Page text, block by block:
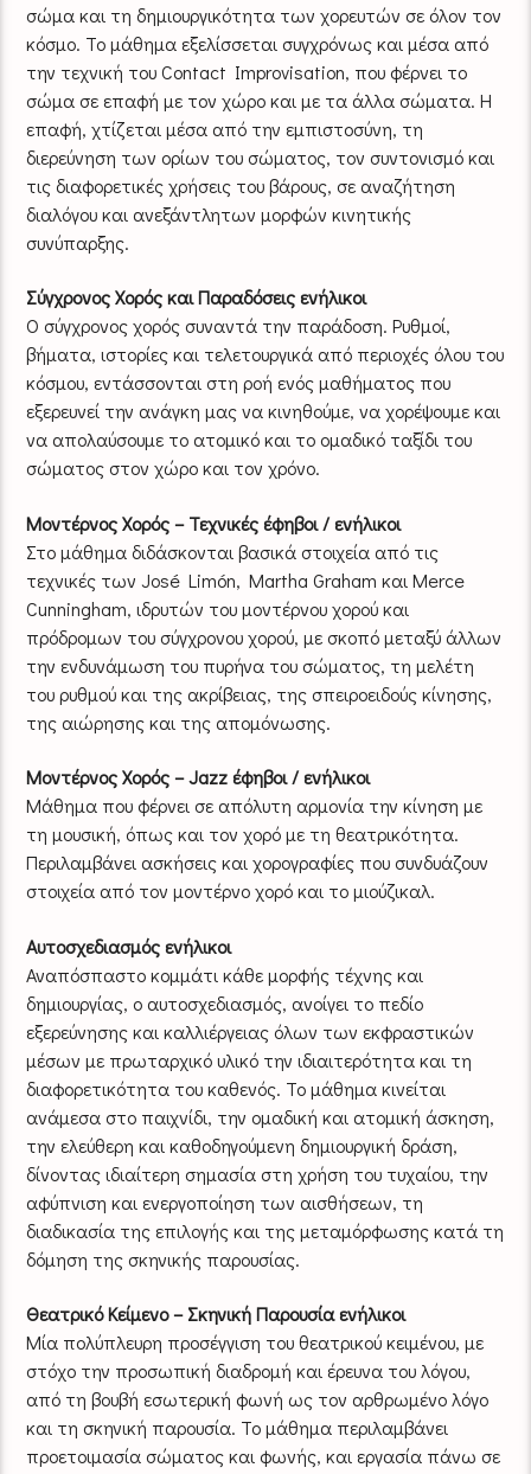
σώμα και τη δημιουργικότητα των χορευτών σε όλον τον
κόσμο. Το μάθημα εξελίσσεται συγχρόνως και μέσα από
την τεχνική του Contact Improvisation, που φέρνει το
σώμα σε επαφή με τον χώρο και με τα άλλα σώματα. Η
επαφή, χτίζεται μέσα από την εμπιστοσύνη, τη
διερεύνηση των ορίων του σώματος, τον συντονισμό και
τις διαφορετικές χρήσεις του βάρους, σε αναζήτηση
διαλόγου και ανεξάντλητων μορφών κινητικής
συνύπαρξης.
Σύγχρονος Χορός και Παραδόσεις ενήλικοι
Ο σύγχρονος χορός συναντά την παράδοση. Ρυθμοί,
βήματα, ιστορίες και τελετουργικά από περιοχές όλου του
κόσμου, εντάσσονται στη ροή ενός μαθήματος που
εξερευνεί την ανάγκη μας να κινηθούμε, να χορέψουμε και
να απολαύσουμε το ατομικό και το ομαδικό ταξίδι του
σώματος στον χώρο και τον χρόνο.
Μοντέρνος Χορός – Τεχνικές έφηβοι / ενήλικοι
Στο μάθημα διδάσκονται βασικά στοιχεία από τις
τεχνικές των José Limón, Martha Graham και Merce
Cunningham, ιδρυτών του μοντέρνου χορού και
πρόδρομων του σύγχρονου χορού, με σκοπό μεταξύ άλλων
την ενδυνάμωση του πυρήνα του σώματος, τη μελέτη
του ρυθμού και της ακρίβειας, της σπειροειδούς κίνησης,
της αιώρησης και της απομόνωσης.
Μοντέρνος Χορός – Jazz έφηβοι / ενήλικοι
Μάθημα που φέρνει σε απόλυτη αρμονία την κίνηση με
τη μουσική, όπως και τον χορό με τη θεατρικότητα.
Περιλαμβάνει ασκήσεις και χορογραφίες που συνδυάζουν
στοιχεία από τον μοντέρνο χορό και το μιούζικαλ.
Αυτοσχεδιασμός ενήλικοι
Αναπόσπαστο κομμάτι κάθε μορφής τέχνης και
δημιουργίας, ο αυτοσχεδιασμός, ανοίγει το πεδίο
εξερεύνησης και καλλιέργειας όλων των εκφραστικών
μέσων με πρωταρχικό υλικό την ιδιαιτερότητα και τη
διαφορετικότητα του καθενός. Το μάθημα κινείται
ανάμεσα στο παιχνίδι, την ομαδική και ατομική άσκηση,
την ελεύθερη και καθοδηγούμενη δημιουργική δράση,
δίνοντας ιδιαίτερη σημασία στη χρήση του τυχαίου, την
αφύπνιση και ενεργοποίηση των αισθήσεων, τη
διαδικασία της επιλογής και της μεταμόρφωσης κατά τη
δόμηση της σκηνικής παρουσίας.
Θεατρικό Κείμενο – Σκηνική Παρουσία ενήλικοι
Μία πολύπλευρη προσέγγιση του θεατρικού κειμένου, με
στόχο την προσωπική διαδρομή και έρευνα του λόγου,
από τη βουβή εσωτερική φωνή ως τον αρθρωμένο λόγο
και τη σκηνική παρουσία. Το μάθημα περιλαμβάνει
προετοιμασία σώματος και φωνής, και εργασία πάνω σε